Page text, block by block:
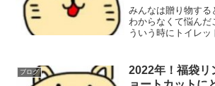
みんなは贈り物する
わからなくて悩んだ
ういう時にトイレッ
どんな人でもほぼ必
ょ？「あっても困ら
ブログ
2022年！福袋リ